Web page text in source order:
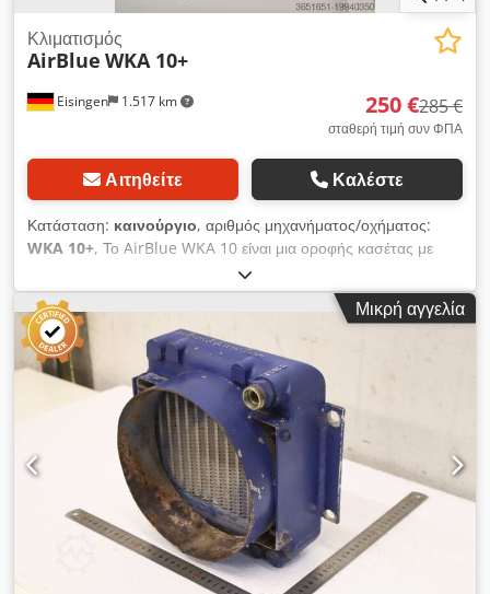
Eisingen 1.517 km
Κλιματισμός
AirBlue WKA 10+
250 €285 €
σταθερή τιμή συν ΦΠΑ
Αιτηθείτε Καλέστε
Κατάσταση: καινούργιο, αριθμός μηχανήματος/οχήματος:
WKA 10+, Το AirBlue WKA 10 είναι μια οροφής κασέτας με
υδρόψυκτο σύστημα από την Swegon, σχεδιασμένη για
λειτουργία ψύξης και θέρμανσης. Τα κύρια χαρακτηριστικά του
περιλαμβάνουν: μικρό βάθος εγκατάστασης, σύστημα 2 ή 4
αγωγών, ανεμιστήρες AC ή, προαιρετικά, EC, καθώς και
διάφορες δυνατότητες ελέγχου. Κλιματιστικό από πλαστικό,
κατάλληλο για καθαρούς χώρους και ιατρικές εφαρμογές. 3
ολοκαίνουργια μηχανήματα. Χρησιμοποιήθηκαν ως εφεδρικά
μηχανήματα στην αποθήκη της υπηρεσίας συντήρησης.
Διατίθενται προς πώληση λόγω έλλειψης χώρου: μόνο 250 €
το καθένα. Δείτε παρακάτω, κάτω από το έγγραφο, για
περισσότερες πληροφορίες! Dedexau U Tjpfx Akbjck
Μικρή αγγελία